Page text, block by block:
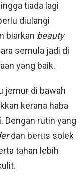
tiada lagi
diulangi
biarkan beauty
semula jadi di
yang baik.
jemur di bawah
kerana haba
Dengan rutin yang
dan berus solek
tahan lebih